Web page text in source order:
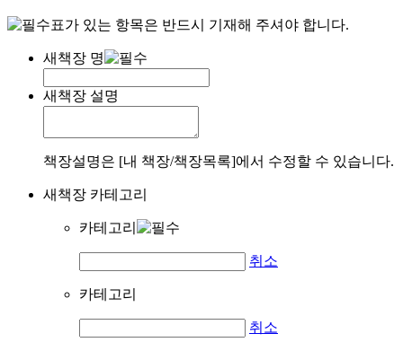
표가 있는 항목은 반드시 기재해 주셔야 합니다.
새책장 명
새책장 설명
책장설명은 [내 책장/책장목록]에서 수정할 수 있습니다.
새책장 카테고리
카테고리
취소
카테고리
취소